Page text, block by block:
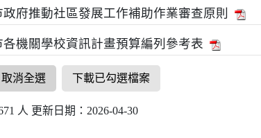
府推動社區發展工作補助作業審查原則
各機關學校資訊計畫預算編列參考表
取消全選 下載已勾選檔案
人 更新日期：2026-04-30